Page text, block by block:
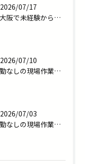
2026/07/17
東大阪で未経験から職人へ｜転勤なしの現場作業員で一生モノの技術を
2026/07/10
転勤なしの現場作業員求人｜東大阪で家族との時間を守る新しい働き方
2026/07/03
転勤なしの現場作業員求人を探している方へ｜プライベート充実の新しい働き方